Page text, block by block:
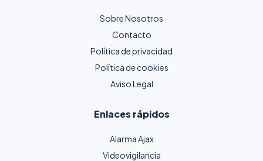
Sobre Nosotros
Contacto
Política de privacidad
Política de cookies
Aviso Legal
Enlaces rápidos
Alarma Ajax
Videovigilancia